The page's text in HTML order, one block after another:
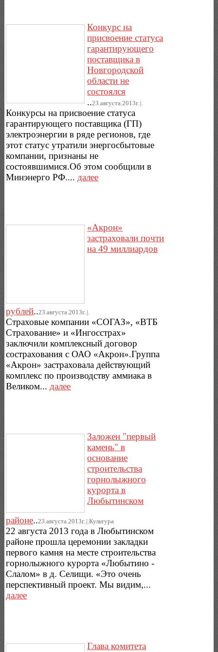
Конкурс на
присвоение статуса
гарантирующего
поставщика в
Новгородской
области не
состоялся
..23.августа.2013г..|.
Конкурсы на присвоение статуса
гарантирующего поставщика (ГП)
электроэнергии в ряде регионов, где
этот статус утратили энергосбытовые
компании, признаны не
состоявшимися.Об этом сообщили в
Минэнерго РФ.... далее
«Акрон»
застраховали почти
на 49 миллиардов
рублей..23.августа.2013г..|.
Страховые компании «СОГАЗ», «ВТБ
Страхование» и «Ингосстрах»
заключили комплексный договор
сострахования с ОАО «Акрон».Группа
«Акрон» застраховала действующий
комплекс по производству аммиака в
Великом... далее
Заложен "первый
камень" в
основание
строительства
горнолыжного
курорта в
Любытинском
районе..23.августа.2013г..|.Культура
22 августа 2013 года в Любытинском
районе прошла церемонии закладки
первого камня на месте строительства
горнолыжного курорта «Любытино -
Слалом» в д. Селищи. «Это очень
перспективный проект. Мы видим,...
далее
Глава комитета